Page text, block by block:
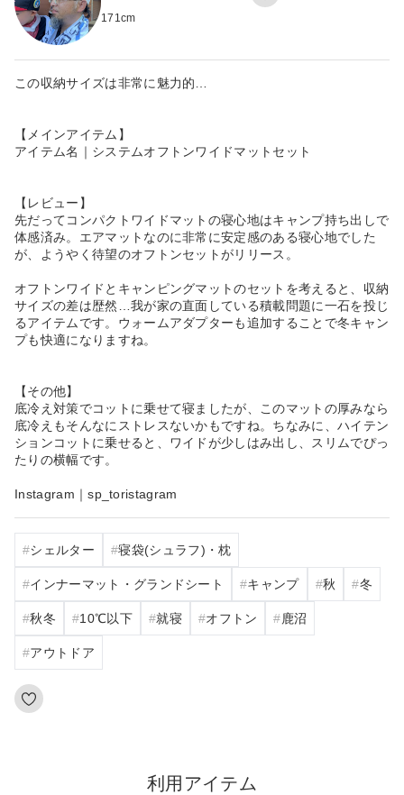
171cm
この収納サイズは非常に魅力的…
【メインアイテム】
アイテム名｜システムオフトンワイドマットセット
【レビュー】
先だってコンパクトワイドマットの寝心地はキャンプ持ち出しで
体感済み。エアマットなのに非常に安定感のある寝心地でした
が、ようやく待望のオフトンセットがリリース。
オフトンワイドとキャンピングマットのセットを考えると、収納
サイズの差は歴然…我が家の直面している積載問題に一石を投じ
るアイテムです。ウォームアダプターも追加することで冬キャン
プも快適になりますね。
【その他】
底冷え対策でコットに乗せて寝ましたが、このマットの厚みなら
底冷えもそんなにストレスないかもですね。ちなみに、ハイテン
ションコットに乗せると、ワイドが少しはみ出し、スリムでぴっ
たりの横幅です。
Instagram｜sp_toristagram
シェルター 寝袋(シュラフ)・枕
インナーマット・グランドシート キャンプ 秋 冬
秋冬 10℃以下 就寝 オフトン 鹿沼
アウトドア
利用アイテム